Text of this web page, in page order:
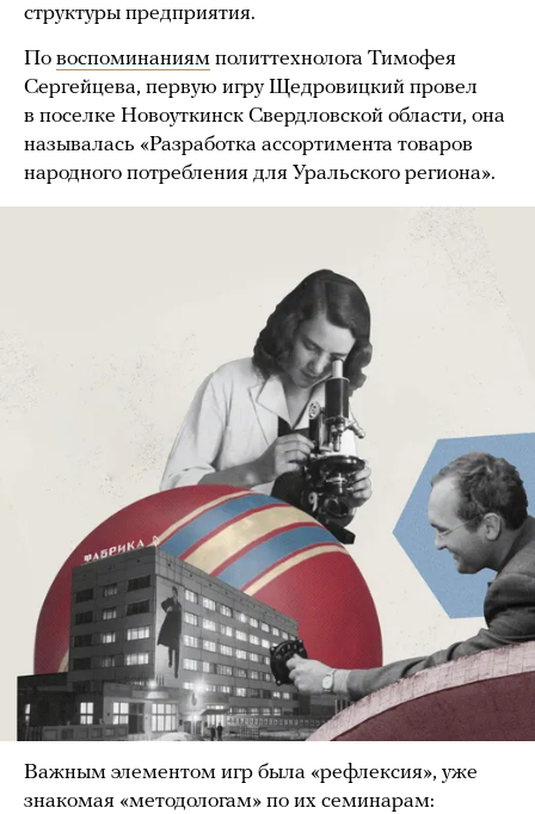
структуры предприятия.
По воспоминаниям политтехнолога Тимофея
Сергейцева, первую игру Щедровицкий провел
в поселке Новоуткинск Свердловской области, она
называлась «Разработка ассортимента товаров
народного потребления для Уральского региона».
Важным элементом игр была «рефлексия», уже
знакомая «методологам» по их семинарам: